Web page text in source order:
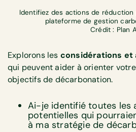
Identifiez des actions de
plateforme de gestion
Crédit : Plan
Explorons les considérations et
qui peuvent aider à orienter
objectifs de décarbonation.
Ai-je identifié toutes les
potentielles qui
à ma stratégie de